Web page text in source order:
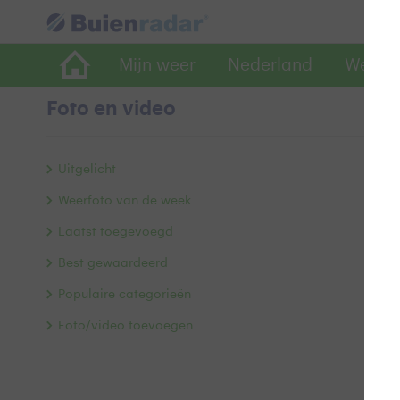
Mijn weer Nederland
Foto en video
Uitgelicht
Weerfoto van de week
Laatst toegevoegd
Best gewaardeerd
Populaire categorieën
Foto/video toevoegen